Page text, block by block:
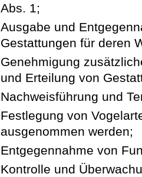
Abs. 1;
Ausgabe und
Gestattungen für deren
Genehmigung
und Erteilung von
Nachweisführung und
Festlegung von
ausgenommen werden;
Entgegennahme von
Kontrolle und